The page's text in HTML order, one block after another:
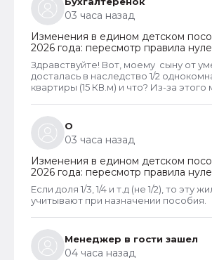
03 часа назад
Изменения в едином детском
2026 года: пересмотр правила
новый порядок оформления
пребывания
Здравствуйте! Вот, моему сыну от
досталась в наследство 1/2
квартиры (15 КВ.м) и что? Из-за
наследства играют роль.
О
03 часа назад
Изменения в едином детском
2026 года: пересмотр правила
новый порядок оформления
пребывания
Если доля 1/3, 1/4 и т.д (не 1/2), то эту
учитывают при назначении пособия.
Менеджер в гости зашел
04 часа назад